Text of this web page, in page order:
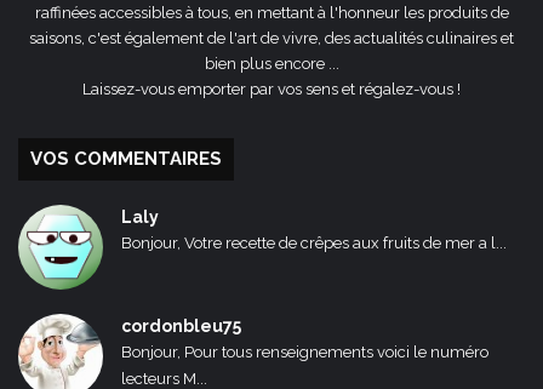
raffinées accessibles à tous, en mettant à l'honneur les produits de
saisons, c'est également de l'art de vivre, des actualités culinaires et
bien plus encore ...
Laissez-vous emporter par vos sens et régalez-vous !
VOS COMMENTAIRES
Laly
Bonjour, Votre recette de crêpes aux fruits de mer a l...
cordonbleu75
Bonjour, Pour tous renseignements voici le numéro
lecteurs M...